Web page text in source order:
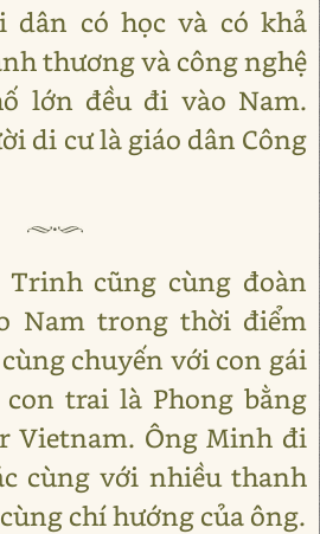
dân có học và có khả
thương và công nghệ
lớn đều đi vào Nam.
di cư là giáo dân Công
cũng cùng đoàn
Nam trong thời điểm
chuyến với con gái
trai là Phong bằng
Vietnam. Ông Minh đi
cùng với nhiều thanh
chí hướng của ông.